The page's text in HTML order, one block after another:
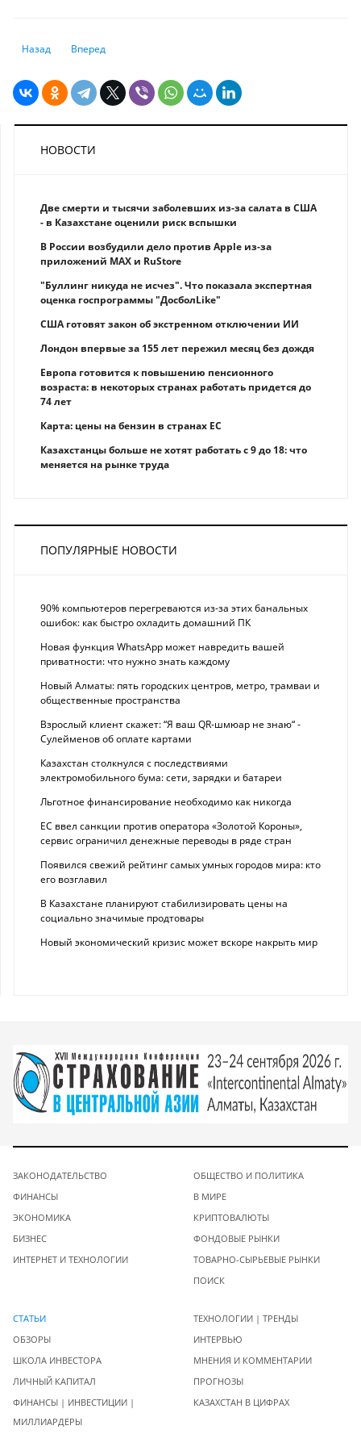
Предыдущий: Казахстан станет новой ареной противостояния
Назад Следующий: Чего ждут банкиры от 2019 года?
Вперед
НОВОСТИ
Две смерти и тысячи заболевших из-за салата в США
- в Казахстане оценили риск вспышки
В России возбудили дело против Apple из-за
приложений MAX и RuStore
"Буллинг никуда не исчез". Что показала экспертная
оценка госпрограммы "ДосболLike"
США готовят закон об экстренном отключении ИИ
Лондон впервые за 155 лет пережил месяц без дождя
Европа готовится к повышению пенсионного
возраста: в некоторых странах работать придется до
74 лет
Карта: цены на бензин в странах ЕС
Казахстанцы больше не хотят работать с 9 до 18: что
меняется на рынке труда
ПОПУЛЯРНЫЕ НОВОСТИ
90% компьютеров перегреваются из-за этих банальных
ошибок: как быстро охладить домашний ПК
Новая функция WhatsApp может навредить вашей
приватности: что нужно знать каждому
Новый Алматы: пять городских центров, метро, трамваи и
общественные пространства
Взрослый клиент скажет: “Я ваш QR-шмюар не знаю“ -
Сулейменов об оплате картами
Казахстан столкнулся с последствиями
электромобильного бума: сети, зарядки и батареи
Льготное финансирование необходимо как никогда
ЕС ввел санкции против оператора «Золотой Короны»,
сервис ограничил денежные переводы в ряде стран
Появился свежий рейтинг самых умных городов мира: кто
его возглавил
В Казахстане планируют стабилизировать цены на
социально значимые продтовары
Новый экономический кризис может вскоре накрыть мир
ЗАКОНОДАТЕЛЬСТВО
ФИНАНСЫ
ЭКОНОМИКА
БИЗНЕС
ИНТЕРНЕТ И ТЕХНОЛОГИИ
ОБЩЕСТВО И ПОЛИТИКА
В МИРЕ
КРИПТОВАЛЮТЫ
ФОНДОВЫЕ РЫНКИ
ТОВАРНО-СЫРЬЕВЫЕ РЫНКИ
ПОИСК
СТАТЬИ
ОБЗОРЫ
ШКОЛА ИНВЕСТОРА
ЛИЧНЫЙ КАПИТАЛ
ФИНАНСЫ | ИНВЕСТИЦИИ |
МИЛЛИАРДЕРЫ
ТЕХНОЛОГИИ | ТРЕНДЫ
ИНТЕРВЬЮ
МНЕНИЯ И КОММЕНТАРИИ
ПРОГНОЗЫ
КАЗАХСТАН В ЦИФРАХ